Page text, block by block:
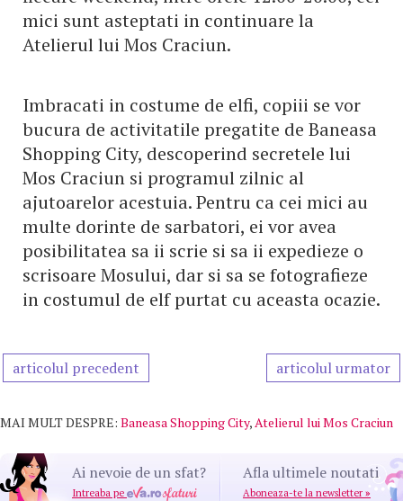
mici sunt asteptati in continuare la
Atelierul lui Mos Craciun.
Imbracati in costume de elfi, copiii se vor
bucura de activitatile pregatite de Baneasa
Shopping City, descoperind secretele lui
Mos Craciun si programul zilnic al
ajutoarelor acestuia. Pentru ca cei mici au
multe dorinte de sarbatori, ei vor avea
posibilitatea sa ii scrie si sa ii expedieze o
scrisoare Mosului, dar si sa se fotografieze
in costumul de elf purtat cu aceasta ocazie.
articolul precedent articolul urmator
MAI MULT DESPRE: Baneasa Shopping City,Atelierul lui Mos Craciun
Ai nevoie de un sfat?
Intreaba pe
Afla ultimele noutati
Aboneaza-te la newsletter »